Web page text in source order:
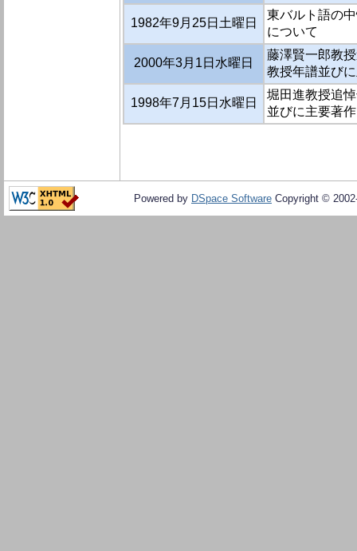
1982年9月25日土曜日
東バルト語の
について
2000年3月1日水曜日
藤澤賢一郎教
教授年譜並び
1998年7月15日水曜日
堀田進教授追
並びに主要著作
Powered by DSpace Software Copyright ©